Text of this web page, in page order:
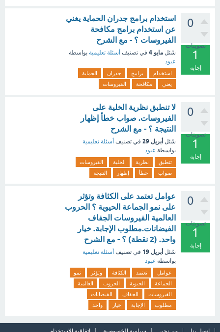
0
تصويتات
1
إجابة
استخدام برامج جدران الحماية يغني
عن استخدام برامج مكافحة
الفيروسات ؟ - مع الشرح
سُئل مايو 4 في تصنيف أسئلة تعليمية بواسطة
عبود
استخدام برامج جدران
الحماية
يغني
مكافحة الفيروسات
0
تصويتات
1
إجابة
لا تنطبق نظرية الخلية على
الفيروسات. صواب خطأ إظهار
النتيجة ؟ - مع الشرح
سُئل أبريل 29 في تصنيف أسئلة تعليمية
بواسطة عبود
تنطبق نظرية الخلية
الفيروسات
صواب
خطأ إظهار النتيجة
0
تصويتات
1
إجابة
عوامل تعتمد على الكثافة وتؤثر
على نمو الجماعة الحيوية ؟ الحروب
العالمية الفيروسات الجفاف
الفيضانات.مطلوب الإجابة. خيار
واحد. (2 نقطة) ؟ - مع الشرح
سُئل أبريل 19 في تصنيف أسئلة تعليمية
بواسطة عبود
عوامل تعتمد الكثافة وتؤثر
نمو
الجماعة
الحيوية الحروب
العالمية
الفيروسات
الجفاف
الفيضانات
مطلوب
الإجابة خيار واحد